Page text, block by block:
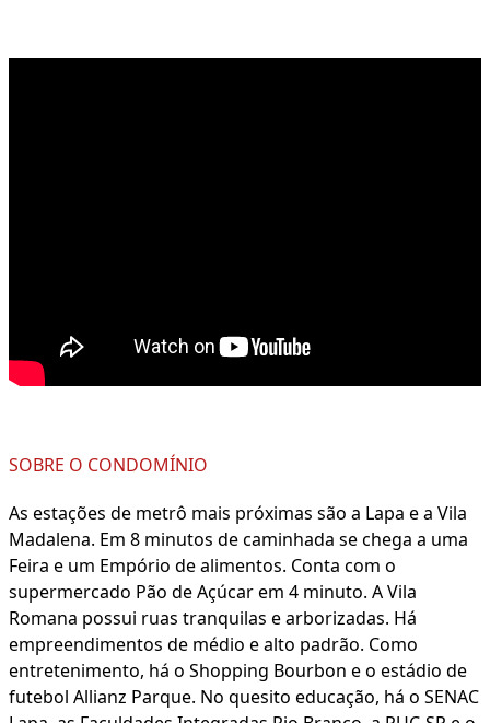
SOBRE O CONDOMÍNIO
As estações de metrô mais próximas são a Lapa e a Vila
Madalena. Em 8 minutos de caminhada se chega a uma
Feira e um Empório de alimentos. Conta com o
supermercado Pão de Açúcar em 4 minuto. A Vila
Romana possui ruas tranquilas e arborizadas. Há
empreendimentos de médio e alto padrão. Como
entretenimento, há o Shopping Bourbon e o estádio de
futebol Allianz Parque. No quesito educação, há o SENAC